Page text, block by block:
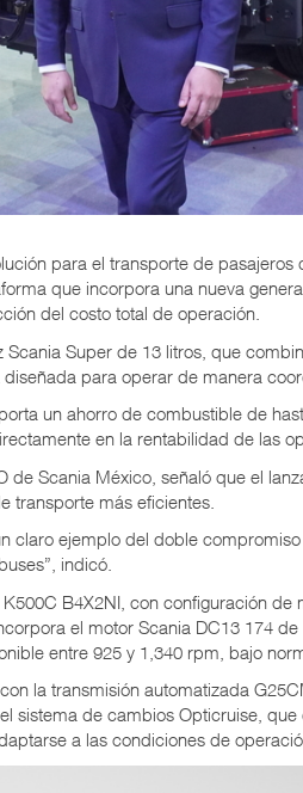
para el transporte de pasajeros
que incorpora una nueva
del costo total de operación.
Super de 13 litros, que
para operar de manera
un ahorro de combustible de
en la rentabilidad de las
de Scania México, señaló que el
transporte más eficientes.
claro ejemplo del doble
indicó.
B4X2NI, con configuración de
el motor Scania DC13 174
entre 925 y 1,340 rpm, bajo
la transmisión automatizada
sistema de cambios Opticruise,
a las condiciones de
al au
tras o
ExxonMobil lleva
05 AGO 2026
IT-ANÁLISIS: